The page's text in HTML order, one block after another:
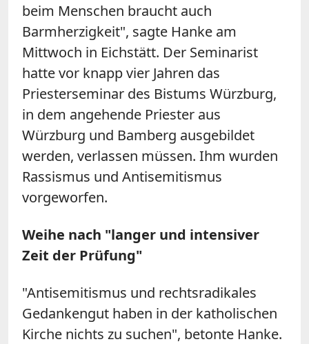
beim Menschen braucht auch
Barmherzigkeit", sagte Hanke am
Mittwoch in Eichstätt. Der Seminarist
hatte vor knapp vier Jahren das
Priesterseminar des Bistums Würzburg,
in dem angehende Priester aus
Würzburg und Bamberg ausgebildet
werden, verlassen müssen. Ihm wurden
Rassismus und Antisemitismus
vorgeworfen.
Weihe nach "langer und intensiver
Zeit der Prüfung"
"Antisemitismus und rechtsradikales
Gedankengut haben in der katholischen
Kirche nichts zu suchen", betonte Hanke.